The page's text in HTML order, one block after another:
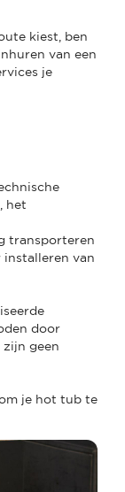
kiest, ben
van een
je
het
transporteren
installeren van
door
geen
je hot tub te